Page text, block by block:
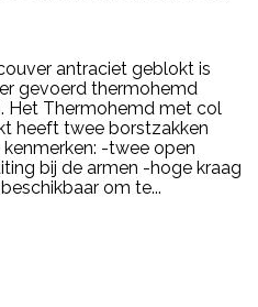
antraciet geblokt is
gevoerd thermohemd
Het Thermohemd met col
heeft twee borstzakken
-twee open
bij de armen -hoge kraag
om te...